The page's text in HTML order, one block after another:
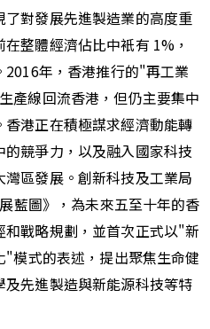
對發展先進製造業的高度重
整體經濟佔比中衹有 1%，
年，香港推行的"再工業
產線回流香港，但仍主要集中
港正在積極謀求經濟動能轉
競爭力，以及融入國家科技
區發展。創新科技及工業局
藍圖》，為未來五至十年的香
戰略規劃，並首次正式以"新
模式的表述，提出聚焦生命健
先進製造與新能源科技等特